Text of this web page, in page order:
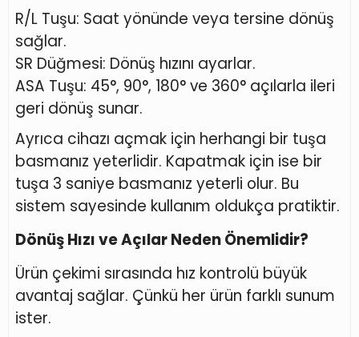
R/L Tuşu: Saat yönünde veya tersine dönüş
sağlar.
SR Düğmesi: Dönüş hızını ayarlar.
ASA Tuşu: 45°, 90°, 180° ve 360° açılarla ileri
geri dönüş sunar.
Ayrıca cihazı açmak için herhangi bir tuşa
basmanız yeterlidir. Kapatmak için ise bir
tuşa 3 saniye basmanız yeterli olur. Bu
sistem sayesinde kullanım oldukça pratiktir.
Dönüş Hızı ve Açılar Neden Önemlidir?
Ürün çekimi sırasında hız kontrolü büyük
avantaj sağlar. Çünkü her ürün farklı sunum
ister.